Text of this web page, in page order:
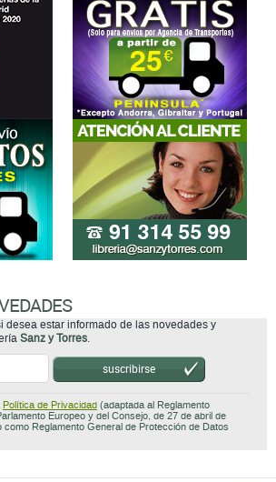
desea estar informado de las novedades y
Sanz y Torres.
suscribirse
Política de Privacidad (adaptada al Reglamento
Europeo y del Consejo, de 27 de abril de
como Reglamento General de Protección de Datos